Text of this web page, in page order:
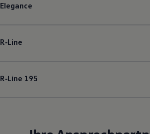
Elegance
R‑Line
R‑Line 195